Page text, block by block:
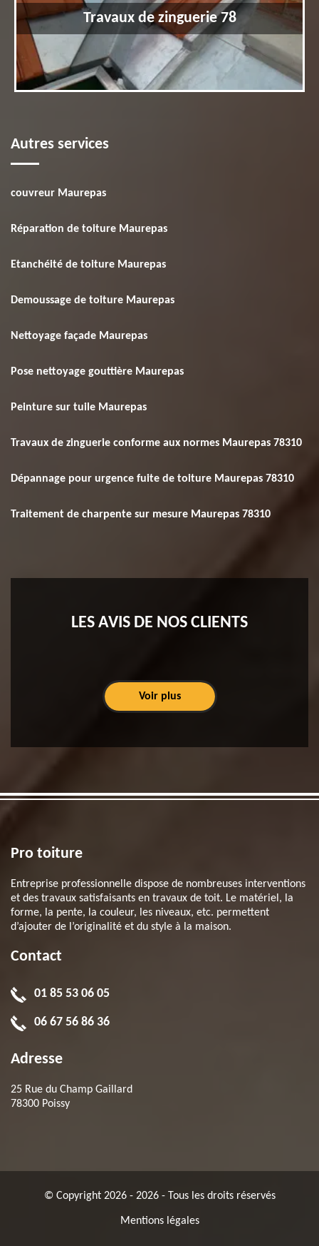
Travaux de zinguerie 78
Autres services
couvreur Maurepas
Réparation de toiture Maurepas
Etanchéité de toiture Maurepas
Demoussage de toiture Maurepas
Nettoyage façade Maurepas
Pose nettoyage gouttière Maurepas
Peinture sur tuile Maurepas
Travaux de zinguerie conforme aux normes Maurepas 78310
Dépannage pour urgence fuite de toiture Maurepas 78310
Traitement de charpente sur mesure Maurepas 78310
LES AVIS DE NOS CLIENTS
Voir plus
Pro toiture
Entreprise professionnelle dispose de nombreuses interventions
et des travaux satisfaisants en travaux de toit. Le matériel, la
forme, la pente, la couleur, les niveaux, etc. permettent
d’ajouter de l’originalité et du style à la maison.
Contact
01 85 53 06 05
06 67 56 86 36
Adresse
25 Rue du Champ Gaillard
78300 Poissy
© Copyright 2026 - 2026 - Tous les droits réservés
Mentions légales